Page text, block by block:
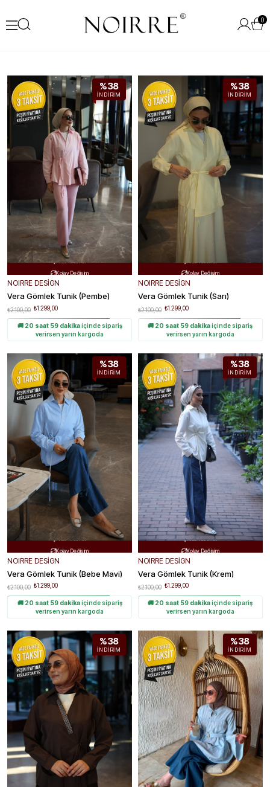
0
Ücretsiz Kargo
Hızlı Teslimat
%38
İNDIRIM
NOIRRE DESİGN
Vera Gömlek Tunik (Pembe)
₺1.299,00
₺2.100,00
🚚 20 saat 59 dakikaiçinde sipariş
verirsen yarın kargoda
%38
İNDIRIM
NOIRRE DESİGN
Vera Gömlek Tunik (sarı)
₺1.299,00
₺2.100,00
🚚 20 saat 59 dakikaiçinde sipariş
verirsen yarın kargoda
Ücretsiz Kargo

%38
İNDIRIM
NOIRRE DESİGN
Vera Gömlek Tunik (Bebe Mavi)
₺1.299,00
₺2.100,00
🚚 20 saat 59 dakikaiçinde sipariş
verirsen yarın kargoda
Ücretsiz Kargo
Hızlı Teslimat
%38
İNDIRIM
NOIRRE DESİGN
Vera Gömlek Tunik (Krem)
₺1.299,00
₺2.100,00
🚚 20 saat 59 dakikaiçinde sipariş
verirsen yarın kargoda
%38
İNDIRIM
%38
İNDIRIM